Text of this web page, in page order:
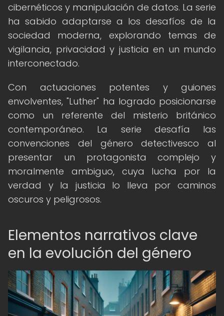
cibernéticos y manipulación de datos. La serie
ha sabido adaptarse a los desafíos de la
sociedad moderna, explorando temas de
vigilancia, privacidad y justicia en un mundo
interconectado.
Con actuaciones potentes y guiones
envolventes, "Luther" ha logrado posicionarse
como un referente del misterio británico
contemporáneo. La serie desafía las
convenciones del género detectivesco al
presentar un protagonista complejo y
moralmente ambiguo, cuya lucha por la
verdad y la justicia lo lleva por caminos
oscuros y peligrosos.
Elementos narrativos clave
en la evolución del género